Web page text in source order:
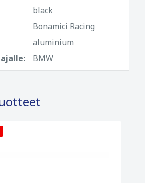
ajo-ominaisuuksia
ja jarruttaessa.
valmistetut
ja kestäviä.
black
Bonamici Racing
aluminium
BMW